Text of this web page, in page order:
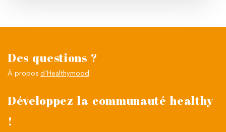
Des questions ?
À propos d'Healthymood
Développez la communauté healthy
!